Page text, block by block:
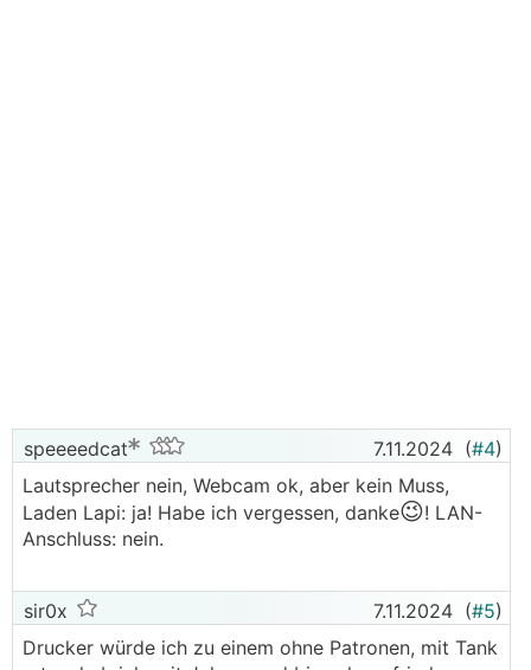
speeeedcat 7.11.2024 (#4)
Lautsprecher nein, Webcam ok, aber kein Muss,
Laden Lapi: ja! Habe ich vergessen, danke😉! LAN-
Anschluss: nein.
sir0x 7.11.2024 (#5)
Drucker würde ich zu einem ohne Patronen, mit Tank